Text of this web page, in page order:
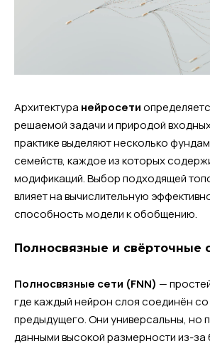
Архитектура нейросети
решаемой задачи и природой
практике выделяют несколько
семейств, каждое из которых
модификаций. Выбор подходящей
влияет на вычислительную
способность модели к обобщению.
Полносвязные и свёрточные
Полносвязные сети (FNN) —
где каждый нейрон слоя соединён
предыдущего. Они универсальны, но
данными высокой размерности из-за